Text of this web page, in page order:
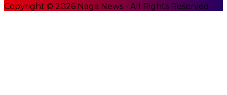
Copyright © 2026 Naga News - All Rights Reserved